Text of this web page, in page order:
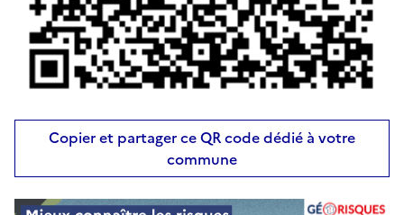
Copier et partager ce QR code dédié à votre
commune